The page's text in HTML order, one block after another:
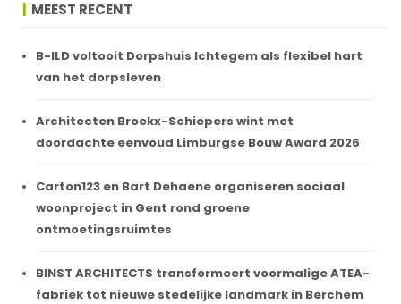
MEEST RECENT
B-ILD voltooit Dorpshuis Ichtegem als flexibel hart
van het dorpsleven
Architecten Broekx-Schiepers wint met
doordachte eenvoud Limburgse Bouw Award 2026
Carton123 en Bart Dehaene organiseren sociaal
woonproject in Gent rond groene
ontmoetingsruimtes
BINST ARCHITECTS transformeert voormalige ATEA-
fabriek tot nieuwe stedelijke landmark in Berchem